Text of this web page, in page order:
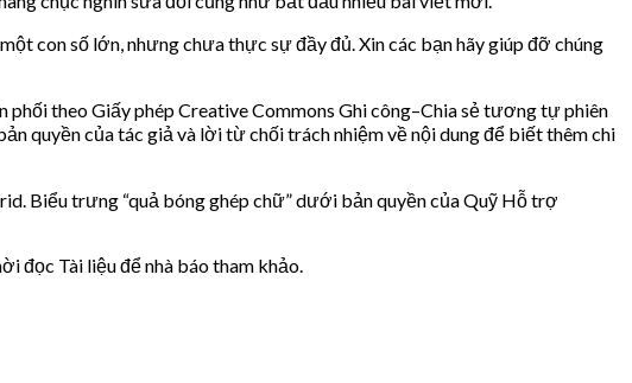
con số lớn, nhưng chưa thực sự đầy đủ. Xin các bạn hãy giúp đỡ chúng
theo Giấy phép Creative Commons Ghi công–Chia sẻ tương tự phiên
quyền của tác giả và lời từ chối trách nhiệm về nội dung để biết thêm chi
Biểu trưng “quả bóng ghép chữ” dưới bản quyền của Quỹ Hỗ trợ
đọc Tài liệu để nhà báo tham khảo.